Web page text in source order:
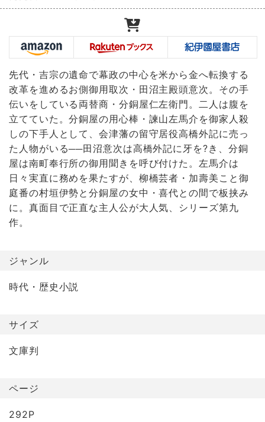
先代・吉宗の遺命で幕政の中心を米から金へ転換する
改革を進めるお側御用取次・田沼主殿頭意次。その手
伝いをしている両替商・分銅屋仁左衛門。二人は腹を
立てていた。分銅屋の用心棒・諫山左馬介を御家人殺
しの下手人として、会津藩の留守居役高橋外記に売っ
た人物がいる──田沼意次は高橋外記に牙を?き、分銅
屋は南町奉行所の御用聞きを呼び付けた。左馬介は
日々実直に務めを果たすが、柳橋芸者・加壽美こと御
庭番の村垣伊勢と分銅屋の女中・喜代との間で板挟み
に。真面目で正直な主人公が大人気、シリーズ第九
作。
ジャンル
時代・歴史小説
サイズ
文庫判
ページ
292P